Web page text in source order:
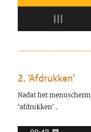
2. ‘Afdrukken’
Nadat het
‘afdrukken’ .